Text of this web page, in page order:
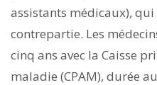
assistants médicaux), qui
contrepartie. Les
cinq ans avec la Caisse
maladie (CPAM), durée